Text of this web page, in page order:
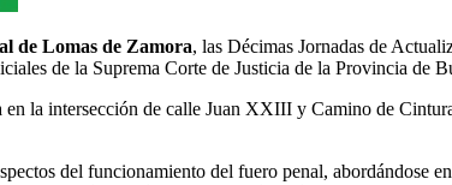
de Lomas de Zamora, las Décimas Jornadas de
de la Suprema Corte de Justicia de la Provincia de
la intersección de calle Juan XXIII y Camino de
del funcionamiento del fuero penal, abordándose